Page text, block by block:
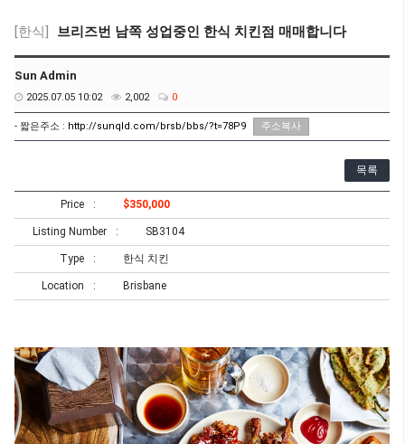
[한식] 브리즈번 남쪽 성업중인 한식 치킨점 매매합니다
Sun Admin
2025.07.05 10:02 2,002 0
- 짧은주소 : http://sunqld.com/brsb/bbs/?t=78P9 주소복사
목록
Price $350,000
Listing Number SB3104
Type 한식 치킨
Location Brisbane